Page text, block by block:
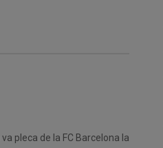
pleca de la FC Barcelona la